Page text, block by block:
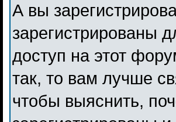
А вы
зарегистрированы
доступ на этот
так, то вам лучше
чтобы выяснить,